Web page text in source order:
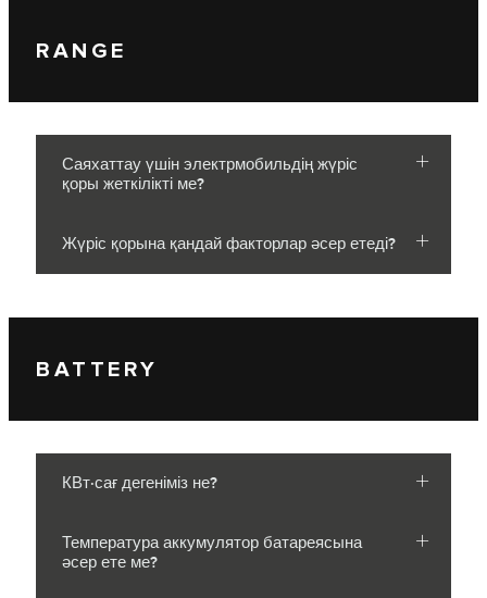
RANGE
Саяхаттау үшін электрмобильдің жүріс
қоры жеткілікті ме?
Жүріс қорына қандай факторлар әсер етеді?
BATTERY
КВт·сағ дегеніміз не?
Температура аккумулятор батареясына
әсер ете ме?